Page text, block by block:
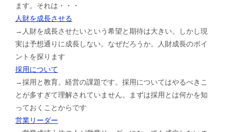
ます。それは・・・
人財を成長させる
→人財を成長させたいという希望と期待は大きい。しかし現
実は予想通りに成長しない。なぜだろうか。人財成長のポイ
ントを探ります
採用について
→採用と教育。経営の課題です。採用についてはやるべきこ
とが多すぎて理解されていません。まずは採用とは何かを知
っておくことからです
営業リーダー